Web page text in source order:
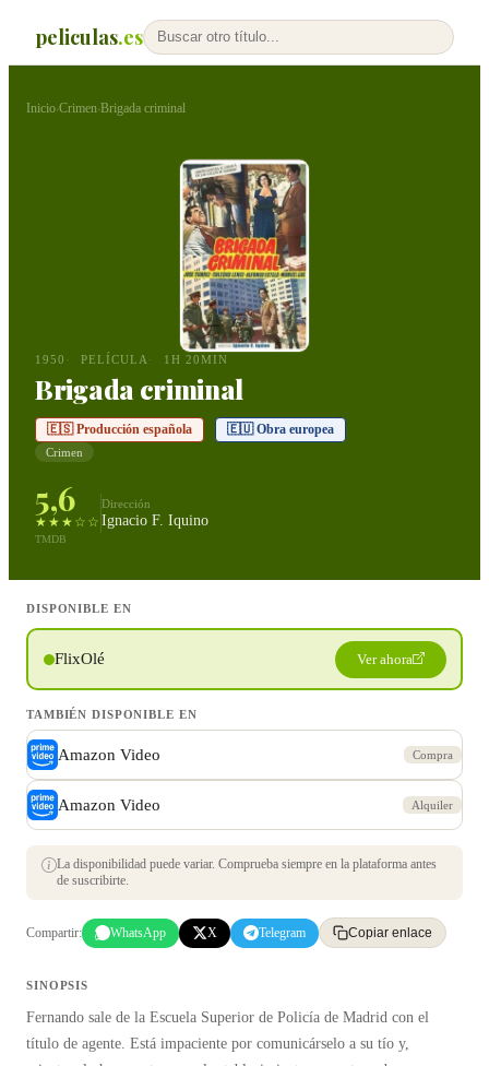
peliculas.es
Inicio›Crimen›Brigada criminal
1950 PELÍCULA 1H 20MIN
Brigada criminal
🇪🇸 Producción española 🇪🇺 Obra europea
Crimen
5,6
★★★☆☆
TMDB
Dirección
Ignacio F. Iquino
DISPONIBLE EN
FlixOlé Ver ahora
TAMBIÉN DISPONIBLE EN
Amazon Video Compra
Amazon Video Alquiler
La disponibilidad puede variar. Comprueba siempre en la plataforma antes
de suscribirte.
Compartir: WhatsApp X Telegram Copiar enlace
SINOPSIS
Fernando sale de la Escuela Superior de Policía de Madrid con el
título de agente. Está impaciente por comunicárselo a su tío y,